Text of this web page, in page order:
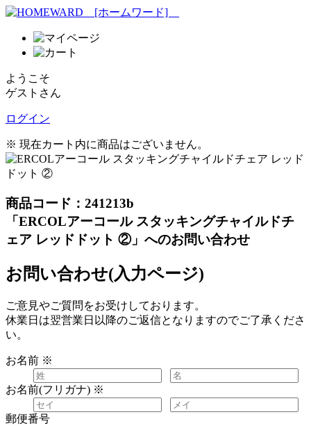
ようこそ
ゲストさん
ログイン
※ 現在カート内に商品はございません。
商品コード：241213b
「ERCOLアーコール スタッキングチャイルドチ
ェア レッドドット ②」へのお問い合わせ
お問い合わせ(入力ページ)
ご意見やご質問をお受けしております。
休業日は翌営業日以降のご返信となりますのでご了承くださ
い。
お名前 ※
お名前(フリガナ) ※
郵便番号